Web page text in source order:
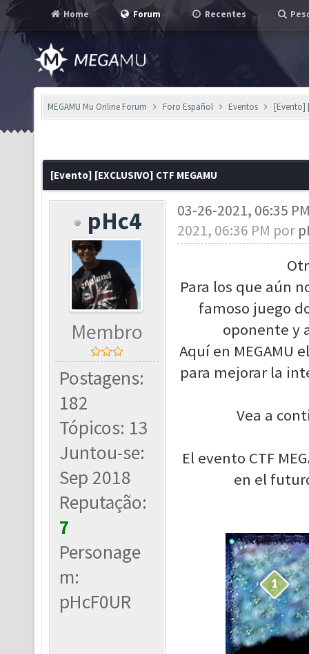
Home Forum Recentes
MEGAMU Mu Online Forum Foro Español Eventos [Evento]
[Evento] [EXCLUSIVO] CTF MEGAMU
pHc4
Membro
Postagens:
182
Tópicos: 13
Juntou-se:
Sep 2018
Reputação:
7
Personage
m:
pHcF0UR
03-26-2021, 06:35
2021, 06:36 PM por
Para los que aún
famoso juego
oponente y
Aquí en MEGAMU
para mejorar la
Vea a
El evento CTF
en el